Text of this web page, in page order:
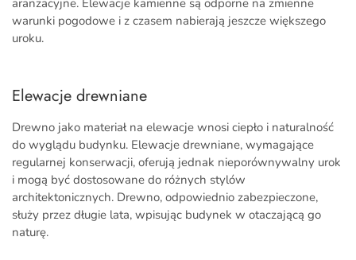
warunki pogodowe i z czasem nabierają jeszcze większego
uroku.
Elewacje drewniane
Drewno jako materiał na elewacje wnosi ciepło i naturalność
do wyglądu budynku. Elewacje drewniane, wymagające
regularnej konserwacji, oferują jednak nieporównywalny urok
i mogą być dostosowane do różnych stylów
architektonicznych. Drewno, odpowiednio zabezpieczone,
służy przez długie lata, wpisując budynek w otaczającą go
naturę.